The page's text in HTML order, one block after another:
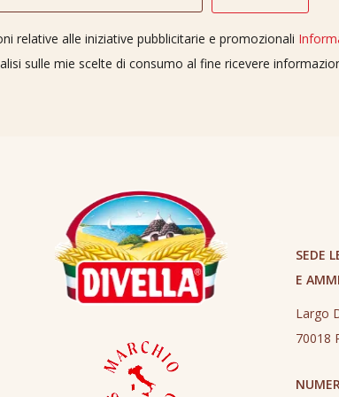
relative alle iniziative pubblicitarie e promozionali
sulle mie scelte di consumo al fine ricevere
SEDE
E
Largo
70018